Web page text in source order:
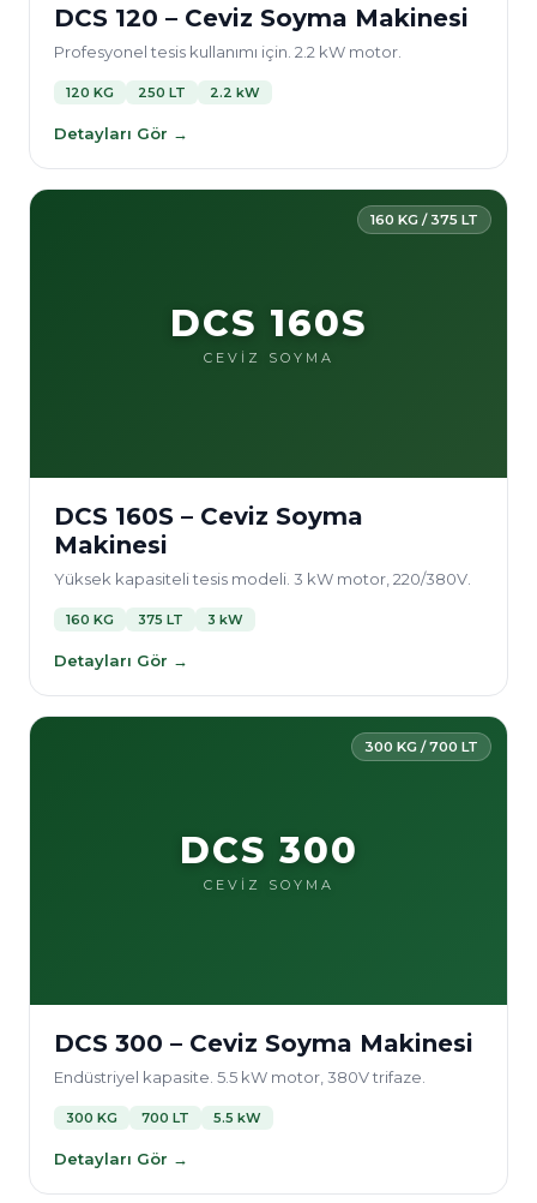
DCS 120 – Ceviz Soyma Makinesi
Profesyonel tesis kullanımı için. 2.2 kW motor.
120 KG 250 LT 2.2 kW
Detayları Gör →
160 KG / 375 LT
DCS 160S
CEVİZ SOYMA
DCS 160S – Ceviz Soyma
Makinesi
Yüksek kapasiteli tesis modeli. 3 kW motor, 220/380V.
160 KG 375 LT 3 kW
Detayları Gör →
300 KG / 700 LT
DCS 300
CEVİZ SOYMA
DCS 300 – Ceviz Soyma Makinesi
Endüstriyel kapasite. 5.5 kW motor, 380V trifaze.
300 KG 700 LT 5.5 kW
Detayları Gör →